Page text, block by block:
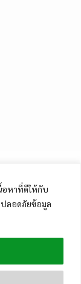
อหาที่ดีให้กับ
ปลอดภัยข้อมูล